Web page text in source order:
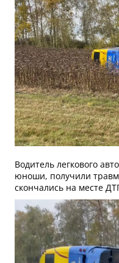
Водитель легкового
юноши, получили
скончались на месте